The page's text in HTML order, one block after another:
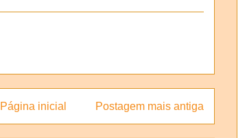
Postagem mais antiga
Página inicial